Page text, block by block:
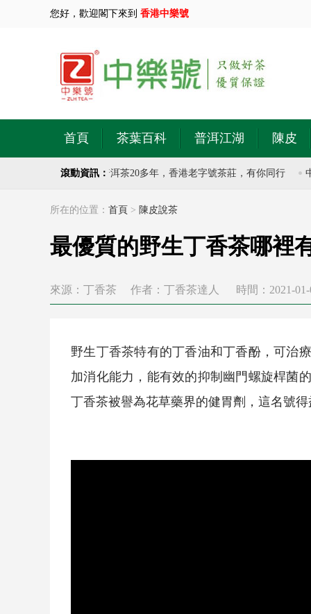
您好，歡迎閣下來到 香港中樂號
首頁 茶葉百科 普洱江湖 陳皮
滾動資訊：
莊，專注於古樹普洱茶20多年，香港老字號茶莊，有你同行 中樂號
所在的位置： 首頁 > 陳皮說茶
最優質的野生丁香茶哪裡
來源：丁香茶 作者：丁香茶達人 時間：2021-
野生丁香茶特有的丁香油和丁香酚，可治
加消化能力，能有效的抑制幽門螺旋桿菌
丁香茶被譽為花草藥界的健胃劑，這名號